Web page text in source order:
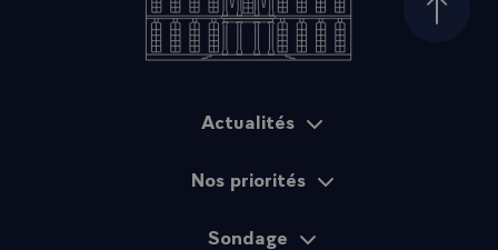
Haut
Actualités
Nos priorités
Sondage